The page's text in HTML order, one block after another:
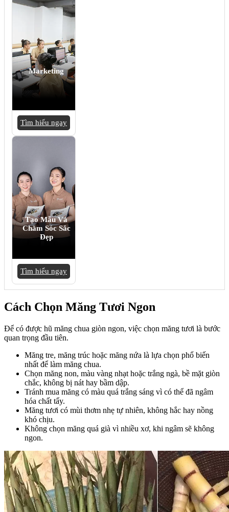
Marketing
Tìm hiểu ngay
Tạo Mẫu Và
Chăm Sóc Sắc
Đẹp
Tìm hiểu ngay
Cách Chọn Măng Tươi Ngon
Để có được hũ măng chua giòn ngon, việc chọn măng tươi là bước
quan trọng đầu tiên.
Măng tre, măng trúc hoặc măng nứa là lựa chọn phổ biến
nhất để làm măng chua.
Chọn măng non, màu vàng nhạt hoặc trắng ngà, bề mặt giòn
chắc, không bị nát hay bầm dập.
Tránh mua măng có màu quá trắng sáng vì có thể đã ngâm
hóa chất tẩy.
Măng tươi có mùi thơm nhẹ tự nhiên, không hắc hay nồng
khó chịu.
Không chọn măng quá già vì nhiều xơ, khi ngâm sẽ không
ngon.